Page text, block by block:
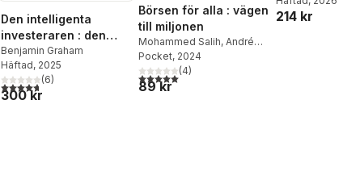
Den intelligenta
investeraren : den
definitiva boken om
värdeinvesteringar
Benjamin Graham
Häftad, 2025
4,7utav 5 stjärnor. Totalt antal röster:
(6)
300 kr
Börsen för alla : vägen
till miljonen
Mohammed Salih, André
Netzén Örn
Pocket, 2024
5,0utav 5 stjärnor. Totalt antal röster:
(4)
89 kr
214 kr